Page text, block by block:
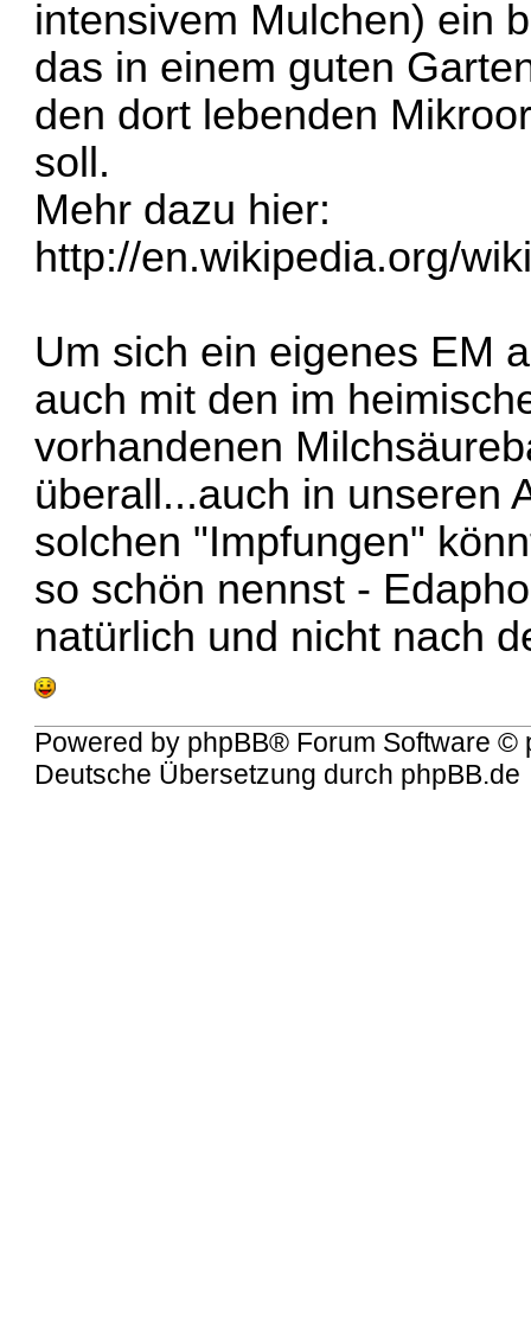
intensivem Mulchen) ein
das in einem guten
den dort lebenden
soll.
Mehr dazu hier:
http://en.wikipedia.org/
Um sich ein eigenes EM
auch mit den im
vorhandenen
überall...auch in unseren
solchen "Impfungen"
so schön nennst -
natürlich und nicht nach
Powered by phpBB® Forum Software ©
Deutsche Übersetzung durch phpBB.de